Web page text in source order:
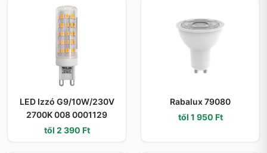
LED Izzó G9/10W/230V
2700K 008 0001129
től 2 390 Ft
Rabalux 79080
től 1 950 Ft